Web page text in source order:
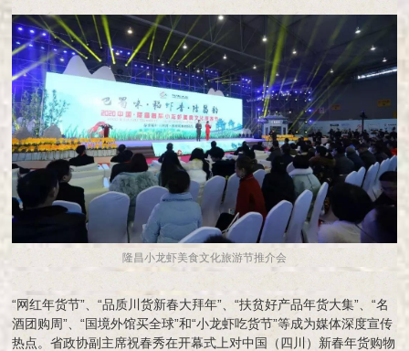
隆昌小龙虾美食文化旅游节推介会
“网红年货节”、“品质川货新春大拜年”、“扶贫好产品年货大集”、“名
酒团购周”、“国境外馆买全球”和“小龙虾吃货节”等成为媒体深度宣传
热点。省政协副主席祝春秀在开幕式上对中国（四川）新春年货购物